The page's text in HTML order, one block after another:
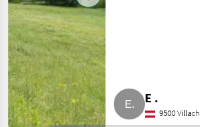
E .
9500 Villach